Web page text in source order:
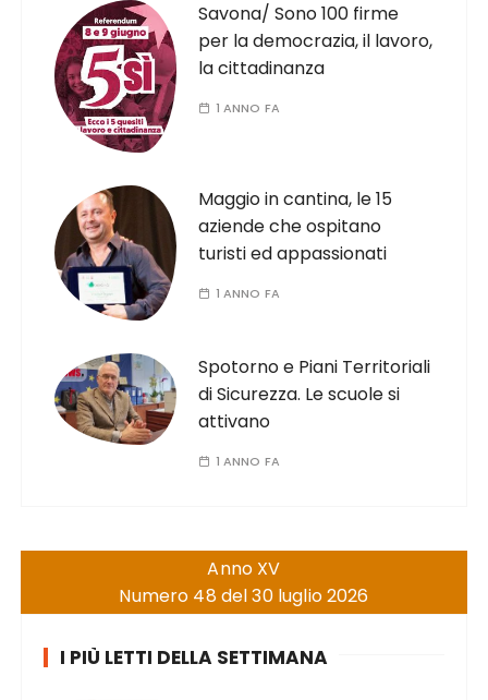
Savona/ Sono 100 firme
per la democrazia, il lavoro,
la cittadinanza
1 ANNO FA
Maggio in cantina, le 15
aziende che ospitano
turisti ed appassionati
1 ANNO FA
Spotorno e Piani Territoriali
di Sicurezza. Le scuole si
attivano
1 ANNO FA
Anno XV
Numero 48 del 30 luglio 2026
I PIÙ LETTI DELLA SETTIMANA